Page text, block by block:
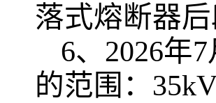
落式熔断器
6、2026年
的范围：